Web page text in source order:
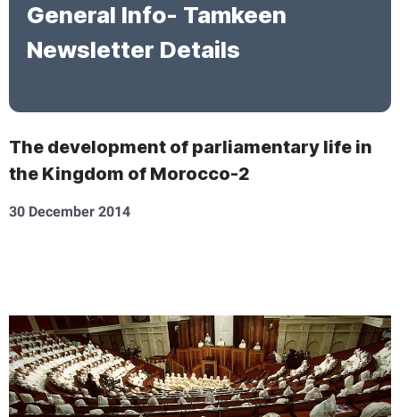
General Info- Tamkeen
Newsletter Details
The development of parliamentary life in
the Kingdom of Morocco-2
30 December 2014